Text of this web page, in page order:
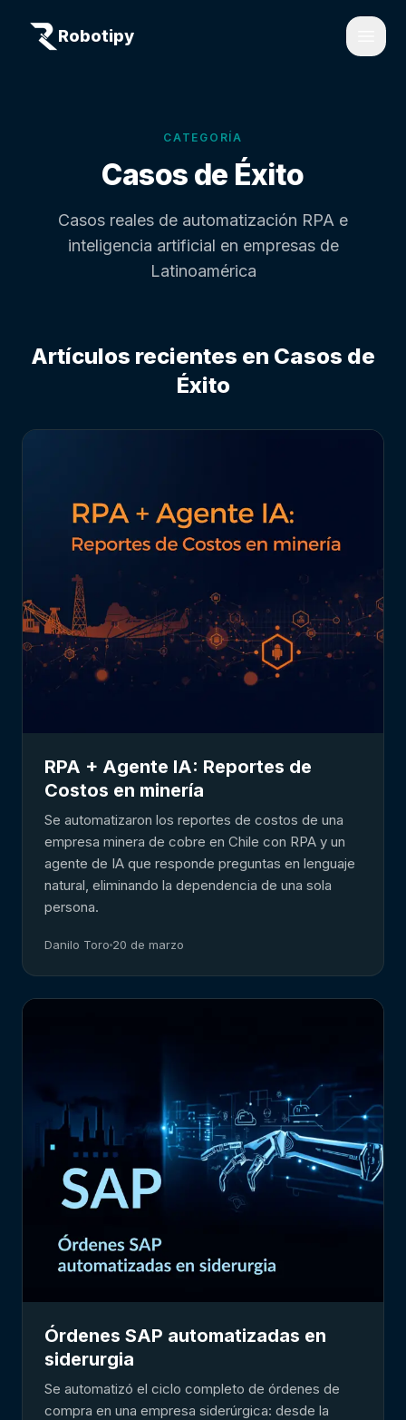
Robotipy
CATEGORÍA
Casos de Éxito
Casos reales de automatización RPA e
inteligencia artificial en empresas de
Latinoamérica
Artículos recientes en Casos de
Éxito
RPA + Agente IA: Reportes de
Costos en minería
Se automatizaron los reportes de costos de una
empresa minera de cobre en Chile con RPA y un
agente de IA que responde preguntas en lenguaje
natural, eliminando la dependencia de una sola
persona.
Danilo Toro 20 de marzo
Órdenes SAP automatizadas en
siderurgia
Se automatizó el ciclo completo de órdenes de
compra en una empresa siderúrgica: desde la